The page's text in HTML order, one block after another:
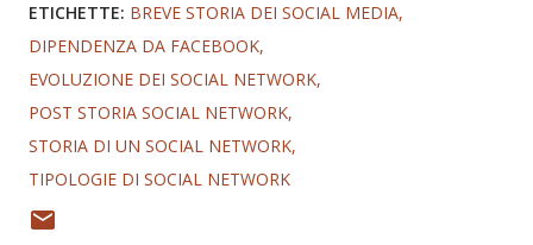
ETICHETTE: BREVE STORIA DEI SOCIAL MEDIA
DIPENDENZA DA FACEBOOK
EVOLUZIONE DEI SOCIAL NETWORK
POST STORIA SOCIAL NETWORK
STORIA DI UN SOCIAL NETWORK
TIPOLOGIE DI SOCIAL NETWORK